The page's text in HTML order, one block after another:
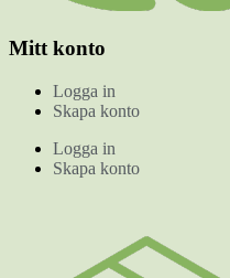
Mitt konto
Logga in
Skapa konto
Logga in
Skapa konto